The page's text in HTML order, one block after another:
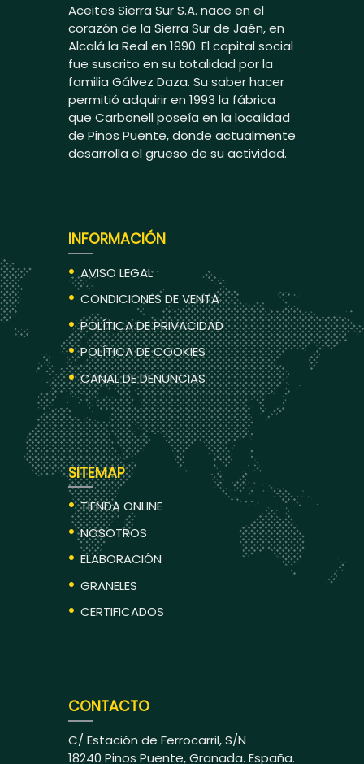
Aceites Sierra Sur S.A. nace en el
corazón de la Sierra Sur de Jaén, en
Alcalá la Real en 1990. El capital social
fue suscrito en su totalidad por la
familia Gálvez Daza. Su saber hacer
permitió adquirir en 1993 la fábrica
que Carbonell poseía en la localidad
de Pinos Puente, donde actualmente
desarrolla el grueso de su actividad.
INFORMACIÓN
AVISO LEGAL
CONDICIONES DE VENTA
POLÍTICA DE PRIVACIDAD
POLÍTICA DE COOKIES
CANAL DE DENUNCIAS
SITEMAP
TIENDA ONLINE
NOSOTROS
ELABORACIÓN
GRANELES
CERTIFICADOS
CONTACTO
C/ Estación de Ferrocarril, S/N
18240 Pinos Puente, Granada. España.